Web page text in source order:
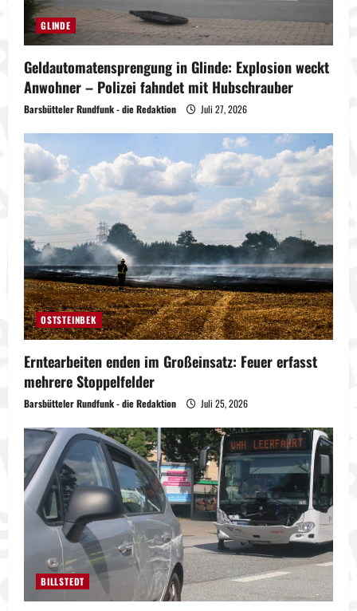
GLINDE
Geldautomatensprengung in Glinde: Explosion weckt
Anwohner – Polizei fahndet mit Hubschrauber
Barsbütteler Rundfunk - die Redaktion Juli 27, 2026
OSTSTEINBEK
Erntearbeiten enden im Großeinsatz: Feuer erfasst
mehrere Stoppelfelder
Barsbütteler Rundfunk - die Redaktion Juli 25, 2026
BILLSTEDT